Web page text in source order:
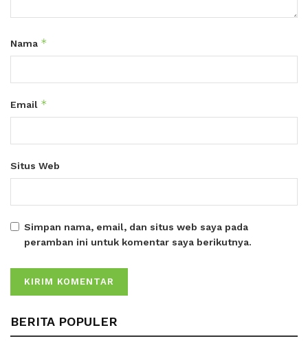
Nama *
Email *
Situs Web
Simpan nama, email, dan situs web saya pada
peramban ini untuk komentar saya berikutnya.
BERITA POPULER